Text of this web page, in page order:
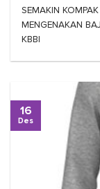
SEMAKIN
MENGENAKAN
KBBI
16
Des